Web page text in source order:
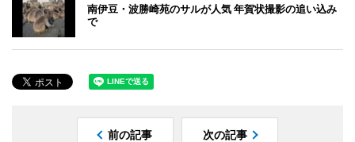
南伊豆・波勝崎苑のサルが人気 年賀状撮影の追い込み
で
前の記事 次の記事